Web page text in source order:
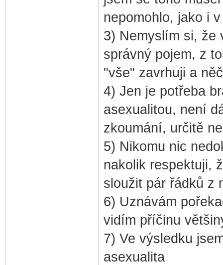
nepomohlo, jako i
3) Nemyslím si, že
správný pojem, z
"vše" zavrhuji a
4) Jen je potřeba
asexualitou, není
zkoumání, určitě
5) Nikomu nic
nakolik respektuji,
sloužit pár řádků z
6) Uznávám
vidím příčinu
7) Ve výsledku
asexualita